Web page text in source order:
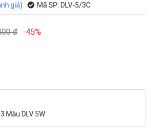
giá) Mã SP: DLV-5/3C
đ -45%